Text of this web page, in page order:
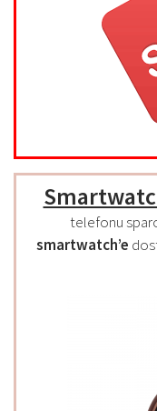
telefonu
smartwatch’e